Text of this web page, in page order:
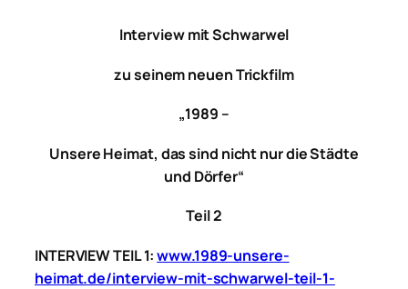
Interview mit Schwarwel
zu seinem neuen Trickfilm
„1989 –
Unsere Heimat, das sind nicht nur die Städte
und Dörfer“
Teil 2
INTERVIEW TEIL 1:www.1989-unsere-
heimat.de/interview-mit-schwarwel-teil-1-